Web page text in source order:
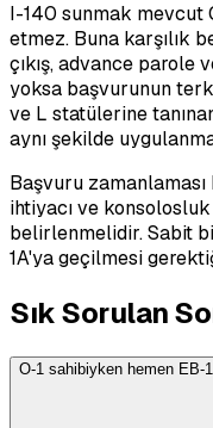
I-140 sunmak mevcut
etmez. Buna karşılık
çıkış, advance
yoksa başvurunun
ve L statülerine
aynı şekilde
Başvuru
ihtiyacı ve
belirlenmelidir. Sabit
1A'ya geçilmesi
Sık Sorulan
O-1 sahibiyken hemen EB-